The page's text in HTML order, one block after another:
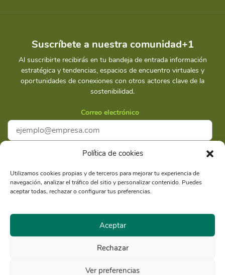
Política de cookies
Utilizamos cookies propias y de terceros para mejorar tu experiencia de
navegación, analizar el tráfico del sitio y personalizar contenido. Puedes
aceptar todas, rechazar o configurar tus preferencias.
Aceptar
Rechazar
Ver preferencias
Suscríbete a nuestra comunidad+1
Al suscribirte recibirás en tu bandeja de entrada información
estratégica y tendencias, espacios de encuentro virtuales y
oportunidades de conexiones con otros actores clave de la
sostenibilidad.
Correo electrónico
Suscríbete
Razón Social: Libélula Comunicación Ambiente y